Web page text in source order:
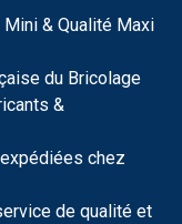
& Qualité Maxi
du Bricolage
&
chez
de qualité et